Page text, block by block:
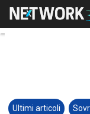
Ultimi articoli